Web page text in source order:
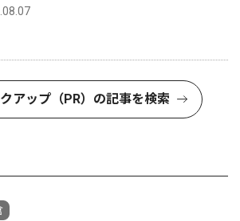
アップ（PR）の記事を検索